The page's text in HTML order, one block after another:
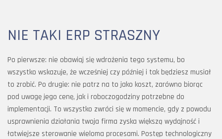
NIE TAKI ERP STRASZNY
Po pierwsze: nie obawiaj się wdrożenia tego systemu, bo
wszystko wskazuje, że wcześniej czy później i tak będziesz musiał
to zrobić. Po drugie: nie patrz na to jako koszt, zarówno biorąc
pod uwagę jego cenę, jak i roboczogodziny potrzebne do
implementacji. To wszystko zwróci się w momencie, gdy z powodu
usprawnienia działania twoja firma zyska większą wydajność i
łatwiejsze sterowanie wieloma procesami. Postęp technologiczny